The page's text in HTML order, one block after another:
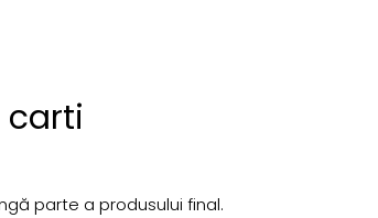
carti
parte a produsului final.